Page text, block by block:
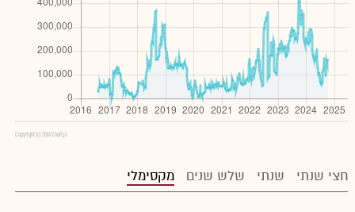
Copyright (c) 2016 Chart.js
חצי שנתי שנתי שלש שנים מקסימלי